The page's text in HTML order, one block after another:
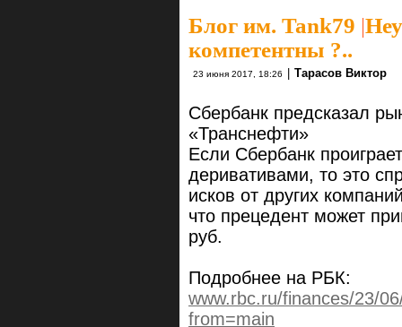
Блог им. Tank79 |
компетентны ?..
23 июня 2017, 18:26 | Тарасов Виктор
Сбербанк предсказал
«Транснефти»
Если Сбербанк
деривативами, то это
исков от других
что прецедент может
руб.
Подробнее на РБК:
www.rbc.ru/finances/23/
from=main